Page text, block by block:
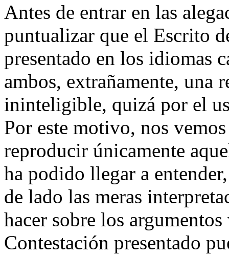
Antes de entrar en las
puntualizar que el Escrito
presentado en los idiomas
ambos, extrañamente, una
ininteligible, quizá por el
Por este motivo, nos
reproducir únicamente
ha podido llegar a
de lado las meras
hacer sobre los
Contestación presentado